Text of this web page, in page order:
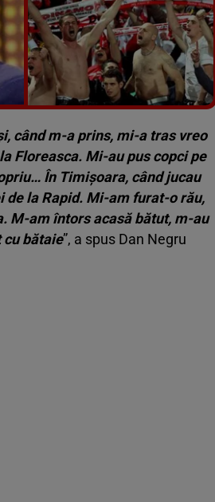
Vezi galeria foto
14 poze
când m-a prins, mi-a tras vreo
Floreasca. Mi-au pus copci pe
În Timișoara, când jucau
de la Rapid. Mi-am furat-o rău,
M-am întors acasă bătut, m-au
bătaie”, a spus Dan Negru